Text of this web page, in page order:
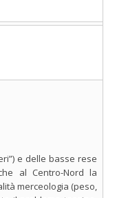
e delle basse rese
al Centro-Nord la
merceologia (peso,